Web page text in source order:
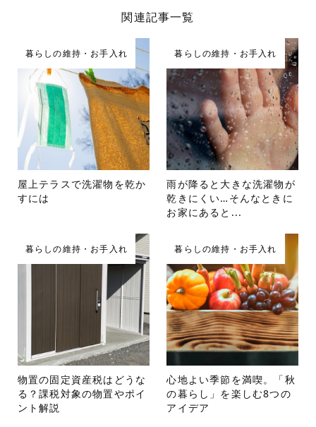
関連記事一覧
暮らしの維持・お手入れ
屋上テラスで洗濯物を乾か
すには
暮らしの維持・お手入れ
雨が降ると大きな洗濯物が
乾きにくい…そんなときに
お家にあると...
暮らしの維持・お手入れ
物置の固定資産税はどうな
る？課税対象の物置やポイ
ント解説
暮らしの維持・お手入れ
心地よい季節を満喫。「秋
の暮らし」を楽しむ8つの
アイデア